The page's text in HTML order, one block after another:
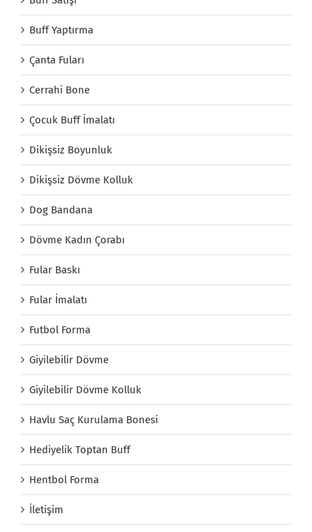
Buff Yaptırma
Çanta Fuları
Cerrahi Bone
Çocuk Buff İmalatı
Dikişsiz Boyunluk
Dikişsiz Dövme Kolluk
Dog Bandana
Dövme Kadın Çorabı
Fular Baskı
Fular İmalatı
Futbol Forma
Giyilebilir Dövme
Giyilebilir Dövme Kolluk
Havlu Saç Kurulama Bonesi
Hediyelik Toptan Buff
Hentbol Forma
İletişim